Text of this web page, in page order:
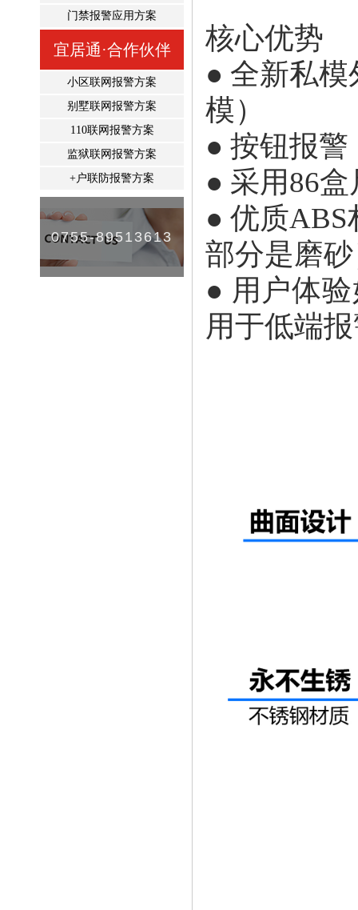
核心优势
● 全新私
模）
● 按钮报
● 采用86
● 优质ABS
部分是磨
● 用户体
用于低端
门禁报警应用方案
宜居通·合作伙伴
小区联网报警方案
别墅联网报警方案
110联网报警方案
监狱联网报警方案
+户联防报警方案
0755-89513613